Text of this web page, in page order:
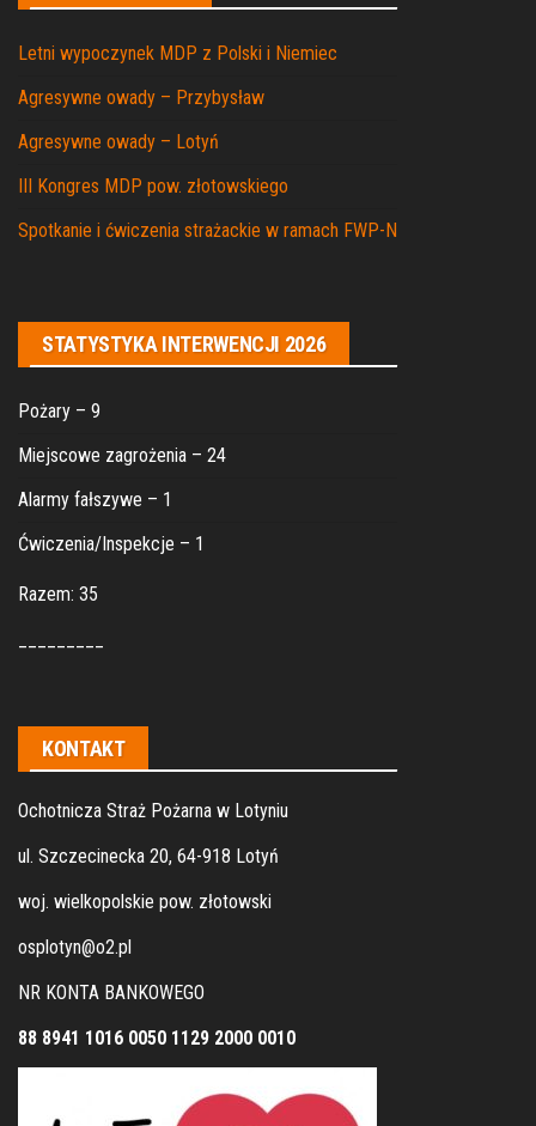
Letni wypoczynek MDP z Polski i Niemiec
Agresywne owady – Przybysław
Agresywne owady – Lotyń
III Kongres MDP pow. złotowskiego
Spotkanie i ćwiczenia strażackie w ramach FWP-N
STATYSTYKA INTERWENCJI 2026
Pożary – 9
Miejscowe zagrożenia – 24
Alarmy fałszywe – 1
Ćwiczenia/Inspekcje – 1
Razem: 35
KONTAKT
Ochotnicza Straż Pożarna w Lotyniu
ul. Szczecinecka 20, 64-918 Lotyń
woj. wielkopolskie pow. złotowski
osplotyn@o2.pl
NR KONTA BANKOWEGO
88 8941 1016 0050 1129 2000 0010